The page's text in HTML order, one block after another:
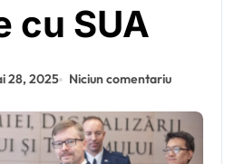
cu SUA
28, 2025 Niciun comentariu